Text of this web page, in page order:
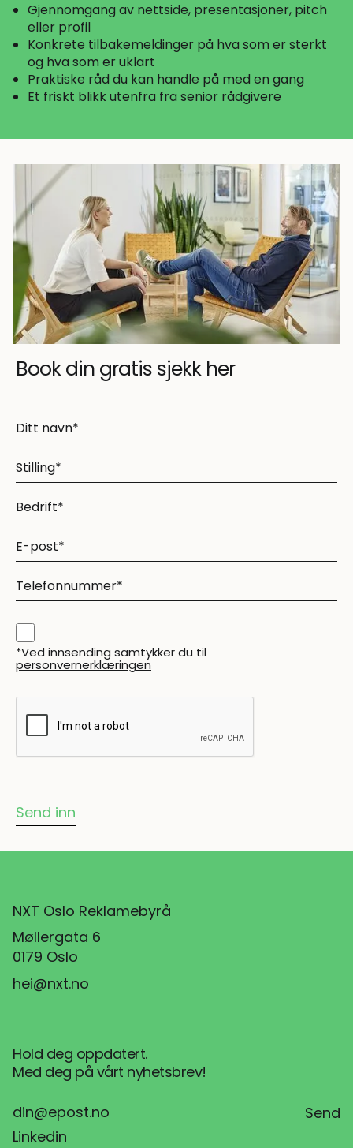
Gjennomgang av nettside, presentasjoner, pitch
eller profil
Konkrete tilbakemeldinger på hva som er sterkt
og hva som er uklart
Praktiske råd du kan handle på med en gang
Et friskt blikk utenfra fra senior rådgivere
Book din gratis sjekk her
*Ved innsending samtykker du til
personvernerklæringen
NXT Oslo Reklamebyrå
Møllergata 6
0179 Oslo
hei@nxt.no
Hold deg oppdatert.
Med deg på vårt nyhetsbrev!
Linkedin